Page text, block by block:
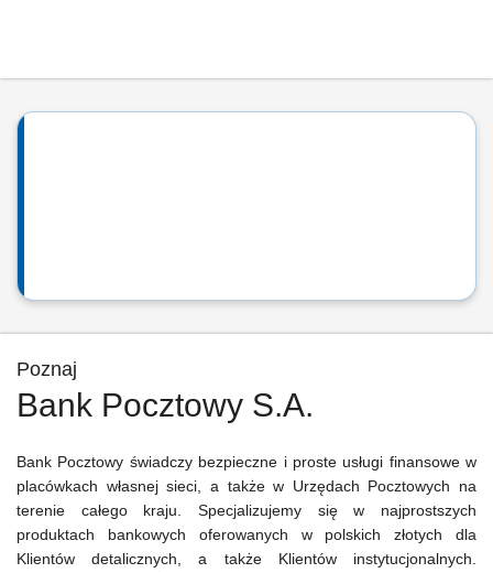
Poznaj
Bank Pocztowy S.A.
Bank Pocztowy świadczy bezpieczne i proste usługi finansowe w
placówkach własnej sieci, a także w Urzędach Pocztowych na
terenie całego kraju. Specjalizujemy się w najprostszych
produktach bankowych oferowanych w polskich złotych dla
Klientów detalicznych, a także Klientów instytucjonalnych.